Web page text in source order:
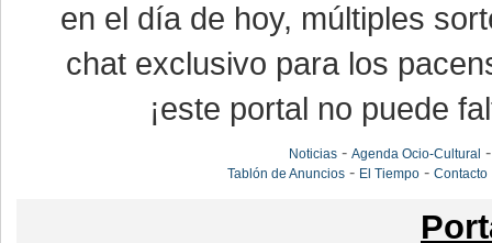
en el día de hoy, múltiples
chat exclusivo para los
¡este portal no puede
Noticias -Agenda Ocio-Cultural
Tablón de Anuncios - El Tiempo -Contacto